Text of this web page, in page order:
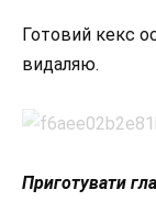
Готовий кекс
видаляю.
Приготувати